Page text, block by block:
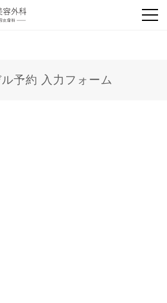
予約 入力フォーム